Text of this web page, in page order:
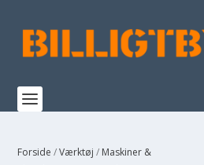
Forside /Værktøj / Maskiner &